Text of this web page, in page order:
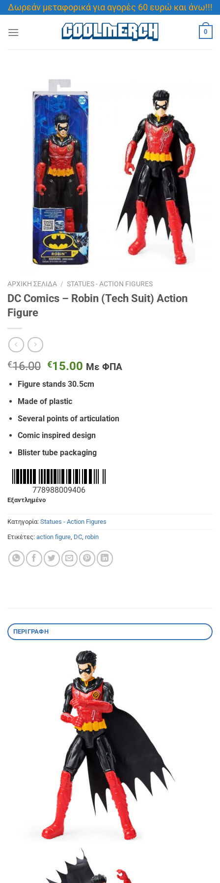
Μετάβαση
στο
περιεχόμενο
Δωρεάν μεταφορικά για αγορές 60 ευρώ και άνω!!!
0
ΑΡΧΙΚΉ ΣΕΛΊΔΑ / STATUES - ACTION FIGURES
DC Comics – Robin (Tech Suit) Action
Figure
€16.00 Original
price
was:
€16.00.
€15.00 Η
τρέχουσα
τιμή
€15.00.
Με ΦΠΑ
Figure stands 30.5cm
Made of plastic
Several points of articulation
Comic inspired design
Blister tube packaging
778988009406
Εξαντλημένο
Κατηγορία: Statues - Action Figures
Ετικέτες: action figure DC robin
ΠΕΡΙΓΡΑΦΉ